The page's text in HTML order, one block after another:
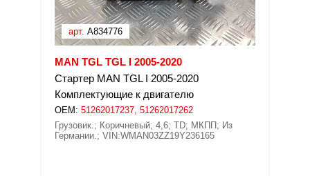
арт. A834776
MAN TGL TGL I 2005-2020
Стартер MAN TGL I 2005-2020
Комплектующие к двигателю
OEM: 51262017237, 51262017262
Грузовик.; Коричневый; 4,6; TD; МКПП; Из
Германии.; VIN:WMAN03ZZ19Y236165